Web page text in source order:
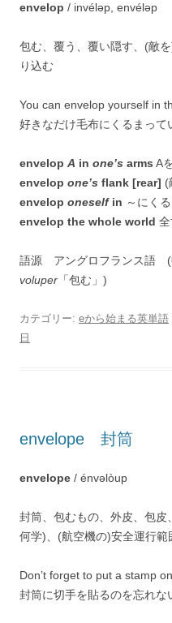
envelop / invéləp, envéləp
包む、覆う、覆い隠す、(敵
り込む
You can envelop yourself in
好きなだけ毛布にくるまって
envelop A in one’s arms A
envelop one’s flank [rear] (
envelop oneselfin ～にく
envelop the whole world
語源 アングロフランス語
voluper 「包む」)
カテゴリー: eから始まる英単語
日
envelope 封筒
envelope / énvəlòup
封筒、包むもの、外皮、包
何学)、(航空機の)安全運行範
Don’t forget to put a stamp
封筒に切手を貼るのを忘れな